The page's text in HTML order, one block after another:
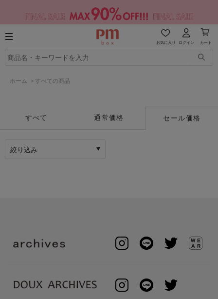
お気に入り ログイン カート
ホーム > すべての商品
すべて 通常価格 セール価格
絞り込み